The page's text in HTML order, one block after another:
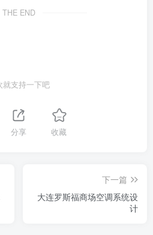
THE END
就支持一下吧
分享 收藏
下一篇
大连罗斯福商场空调系统设
计